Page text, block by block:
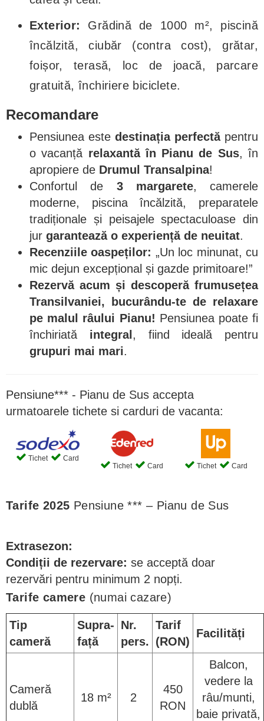
Exterior:
Grădină de 1000 m², piscină
încălzită, ciubăr (contra cost), grătar,
foișor, terasă, loc de joacă, parcare
gratuită, închiriere biciclete.
Recomandare
Pensiunea este destinația perfectăpentru
o vacanță relaxantă în Pianu de Sus, în
apropiere de Drumul Transalpina!
Confortul de 3 margarete, camerele
moderne, piscina încălzită, preparatele
tradiționale și peisajele spectaculoase din
jur garantează o experiență de neuitat.
Recenziile oaspeților: „Un loc minunat, cu
mic dejun excepțional și gazde primitoare!”
Rezervă acum și descoperă frumusețea
Transilvaniei, bucurându-te de relaxare
pe malul râului Pianu! Pensiunea poate fi
închiriată integral , fiind ideală pentru
grupuri mai mari.
Pensiune*** - Pianu de Sus accepta
urmatoarele tichete si carduri de vacanta:
Tichet
Card
Tichet
Card Tichet Card
Tarife 2025 Pensiune *** – Pianu de Sus
Extrasezon:
Condiții de rezervare: se acceptă doar
rezervări pentru minimum 2 nopți.
Tarife camere (numai cazare)
Tip
cameră
Supra-
față
Nr.
pers.
Tarif
(RON)
Facilități
Cameră
dublă
18 m² 2
450
RON
Balcon,
vedere la
râu/munti,
baie privată,